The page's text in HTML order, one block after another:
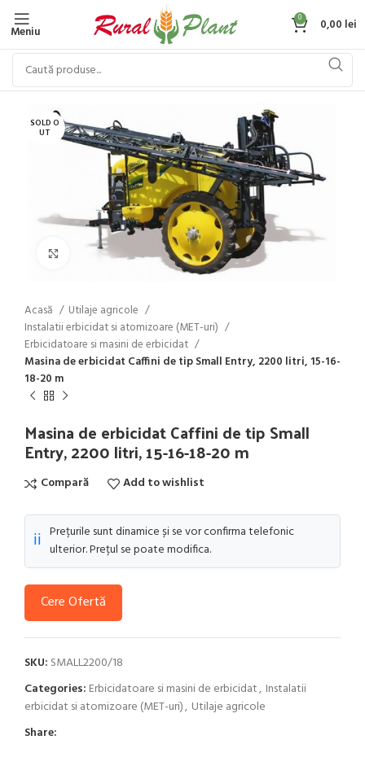
Meniu
0 0,00 lei
SOLD O
UT
Click to enlarge
Acasă
Utilaje agricole
Instalatii erbicidat si atomizoare (MET-uri)
Erbicidatoare si masini de erbicidat
Masina de erbicidat Caffini de tip Small Entry, 2200 litri, 15-16-
18-20 m
Masina de erbicidat Caffini de tip Small
Entry, 2200 litri, 15-16-18-20 m
Compară Add to wishlist
ℹ️ Prețurile sunt dinamice și se vor confirma telefonic
ulterior. Prețul se poate modifica.
Cere Ofertă
SKU: SMALL2200/18
Categories: Erbicidatoare si masini de erbicidat, Instalatii
erbicidat si atomizoare (MET-uri), Utilaje agricole
Share: